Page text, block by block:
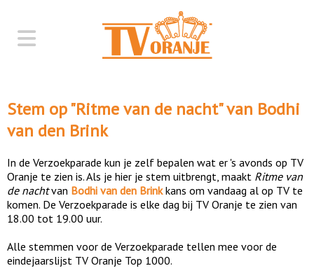
Stem op "Ritme van de nacht" van Bodhi
van den Brink
In de Verzoekparade kun je zelf bepalen wat er 's avonds op TV
Oranje te zien is. Als je hier je stem uitbrengt, maakt Ritme van
de nachtvan Bodhi van den Brinkkans om vandaag al op TV te
komen. De Verzoekparade is elke dag bij TV Oranje te zien van
18.00 tot 19.00 uur.
Alle stemmen voor de Verzoekparade tellen mee voor de
eindejaarslijst TV Oranje Top 1000.